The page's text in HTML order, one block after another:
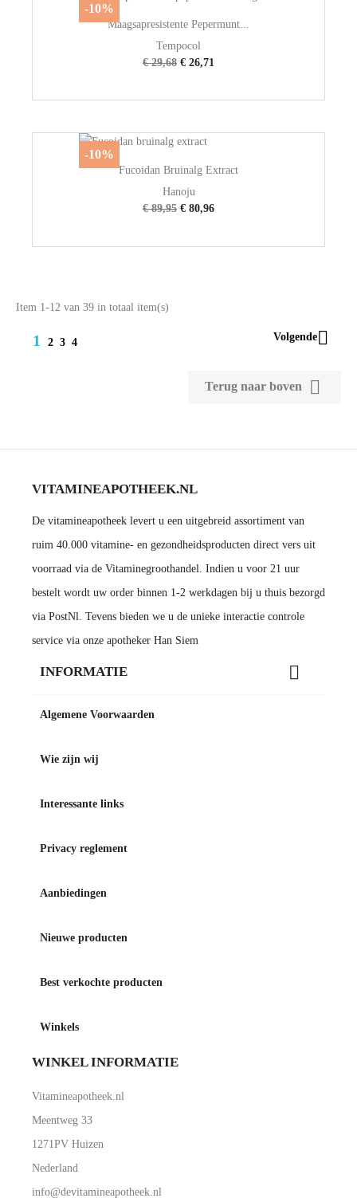
Maagsapresistente Pepermunt...
Tempocol
€ 29,68 € 26,71
-10%
Fucoidan Bruinalg Extract
Hanoju
€ 89,95 € 80,96
-10%
Item 1-12 van 39 in totaal item(s)
1 2 3 4 Volgende
Terug naar boven 
VITAMINEAPOTHEEK.NL
De vitamineapotheek levert u een uitgebreid assortiment van
ruim 40.000 vitamine- en gezondheidsproducten direct vers uit
voorraad via de Vitaminegroothandel. Indien u voor 21 uur
bestelt wordt uw order binnen 1-2 werkdagen bij u thuis bezorgd
via PostNl. Tevens bieden we u de unieke interactie controle
service via onze apotheker Han Siem
INFORMATIE 
Algemene Voorwaarden
Wie zijn wij
Interessante links
Privacy reglement
Aanbiedingen
Nieuwe producten
Best verkochte producten
Winkels
WINKEL INFORMATIE
Vitamineapotheek.nl
Meentweg 33
1271PV Huizen
Nederland
info@devitamineapotheek.nl